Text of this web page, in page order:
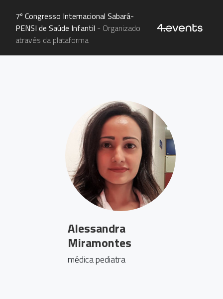
7º Congresso Internacional Sabará-
PENSI de Saúde Infantil - Organizado
através da plataforma
Alessandra
Miramontes
médica pediatra